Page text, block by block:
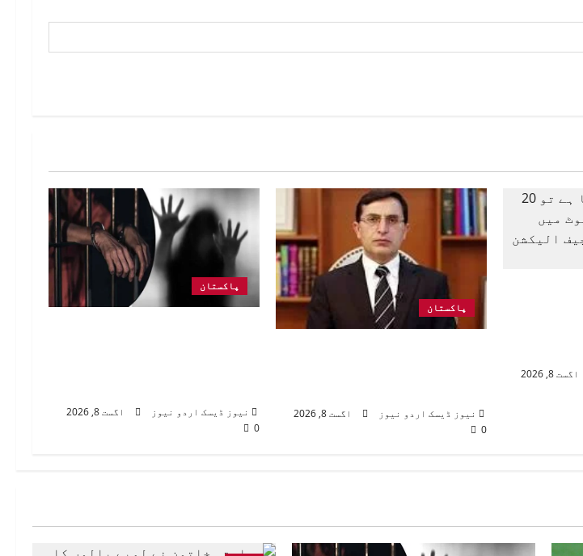
پاکستان
نیوز ڈیسک اردو نیوز
اگست 8, 2026
0
پاکستان
نیوز ڈیسک اردو نیوز
اگست 8, 2026
0
اگست 8, 2026